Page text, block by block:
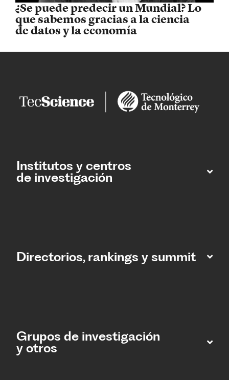
¿Se puede predecir un Mundial? Lo
que sabemos gracias a la ciencia
de datos y la economía
Institutos y centros
de investigación
Directorios, rankings y summit
Grupos de investigación
y otros